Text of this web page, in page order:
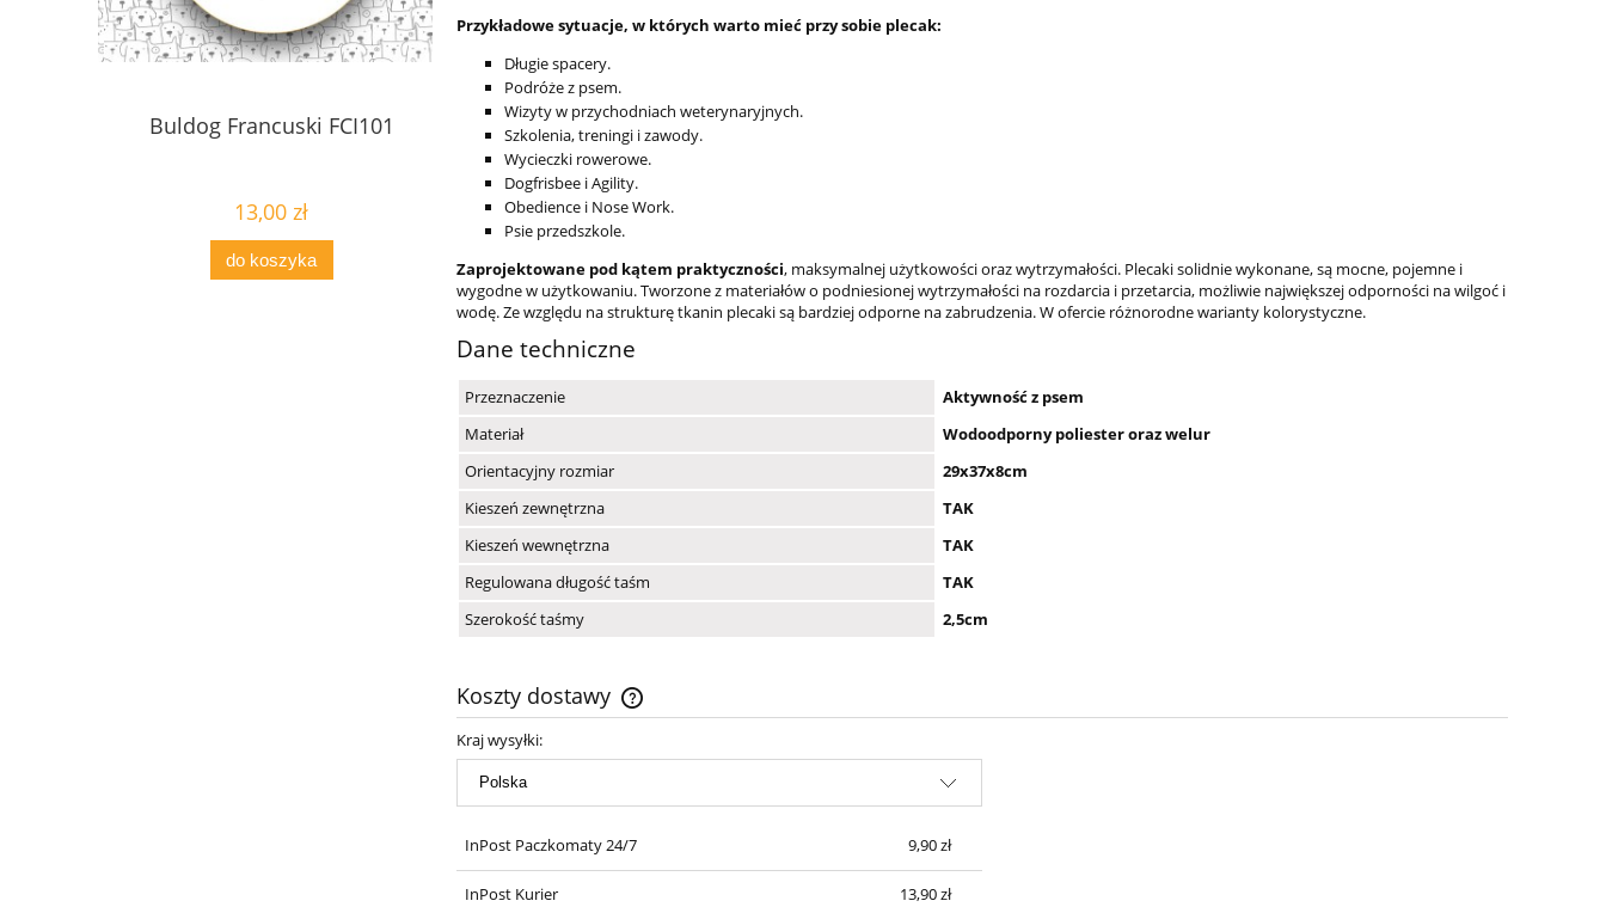
Buldog Francuski FCI101
13,00 zł
do koszyka
Chart Perski FCI269 Saluki
13,00 zł
do koszyka do koszyka do koszyka
Przykładowe sytuacje, w których warto mieć przy sobie plecak:
Długie spacery.
Podróże z psem.
Wizyty w przychodniach weterynaryjnych.
Szkolenia, treningi i zawody.
Wycieczki rowerowe.
Dogfrisbee i Agility.
Obedience i Nose Work.
Psie przedszkole.
Zaprojektowane pod kątem praktyczności, maksymalnej użytkowości oraz wytrzymałości. Plecaki solidnie wykonane, są mocne, pojemne i
wygodne w użytkowaniu. Tworzone z materiałów o podniesionej wytrzymałości na rozdarcia i przetarcia, możliwie największej odporności na wilgoć i
wodę. Ze względu na strukturę tkanin plecaki są bardziej odporne na zabrudzenia. W ofercie różnorodne warianty kolorystyczne.
Dane techniczne
Przeznaczenie
Aktywność z psem
Materiał
Wodoodporny poliester oraz welur
Orientacyjny rozmiar
29x37x8cm
Kieszeń zewnętrzna
TAK
Kieszeń wewnętrzna
TAK
Regulowana długość taśm
TAK
Szerokość taśmy
2,5cm
Koszty dostawy
Cena nie zawiera ewentualnych kosztów
Kraj wysyłki:
InPost Paczkomaty 24/7 9,90 zł
InPost Kurier 13,90 zł